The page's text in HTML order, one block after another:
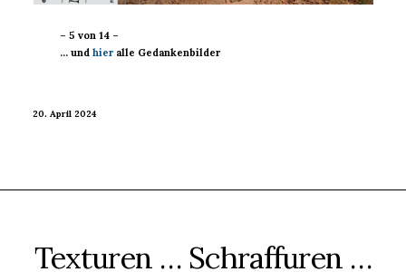
– 5 von 14 –
… undhier alle Gedankenbilder
20. April 2024
Texturen … Schraffuren …